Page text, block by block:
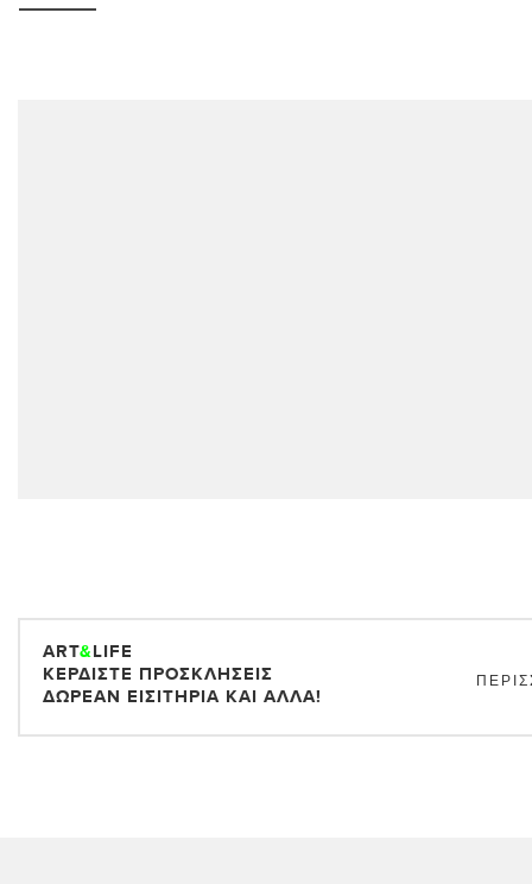
ART&LIFE
ΚΕΡΔΊΣΤΕ ΠΡΟΣΚΛΉΣΕΙΣ
ΔΩΡΕΆΝ ΕΙΣΙΤΉΡΙΑ ΚΑΙ ΆΛΛΑ!